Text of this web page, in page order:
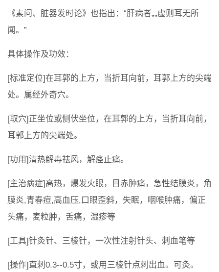
《素问、脏器发时论》也指出：“肝病者„„虚则耳无所
闻。”
具体操作及功效：
[标准定位]在耳郭的上方，当折耳向前，耳郭上方的尖端
处。属经外奇穴。
[取穴]正坐位或侧伏坐位，在耳郭的上方，当折耳向前，
耳郭上方的尖端处。
[功用]清热解毒祛风，解痉止痛。
[主治病症]高热，爆发火眼，目赤肿痛，急性结膜炎，角
膜炎,青春痘,高血压,口眼歪斜，失眠，咽喉肿痛，偏正
头痛，麦粒肿，舌痛，湿疹等
[工具]针灸针、三棱针，一次性注射针头、刺血笔等
[操作]直刺0.3--0.5寸，或用三棱针点刺出血。可灸。